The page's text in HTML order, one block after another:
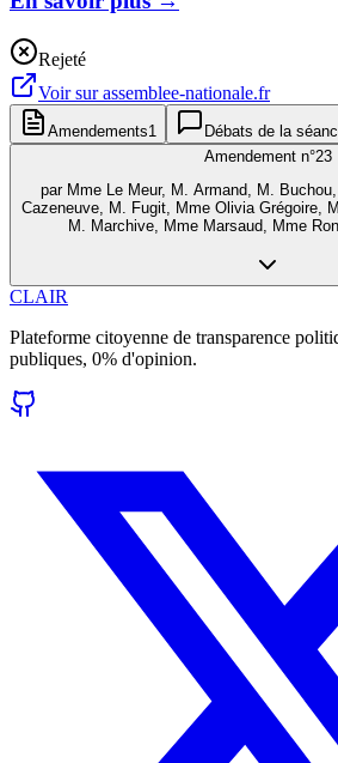
Rejeté
Voir surassemblee-nationale.fr
Amendements1 Débats de la
Amendement n°23
par Mme Le Meur, M. Armand, M.
Cazeneuve, M. Fugit, Mme Olivia Grégoire,
M. Marchive, Mme Marsaud, Mme
CLAIR
Plateforme citoyenne de transparence
publiques, 0% d'opinion.